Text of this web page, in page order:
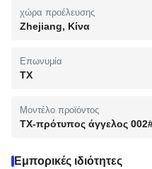
χώρα προέλευσης
Zhejiang, Κίνα
Επωνυμία
TX
Μοντέλο προϊόντος
TX-πρότυπος άγγελος
Εμπορικές ιδιότητες